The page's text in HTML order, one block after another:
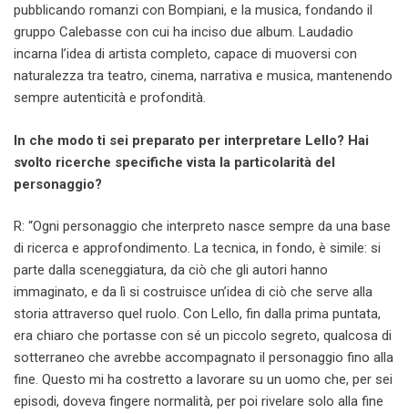
pubblicando romanzi con Bompiani, e la musica, fondando il
gruppo Calebasse con cui ha inciso due album. Laudadio
incarna l’idea di artista completo, capace di muoversi con
naturalezza tra teatro, cinema, narrativa e musica, mantenendo
sempre autenticità e profondità.
In che modo ti sei preparato per interpretare Lello? Hai
svolto ricerche specifiche vista la particolarità del
personaggio?
R: “Ogni personaggio che interpreto nasce sempre da una base
di ricerca e approfondimento. La tecnica, in fondo, è simile: si
parte dalla sceneggiatura, da ciò che gli autori hanno
immaginato, e da lì si costruisce un’idea di ciò che serve alla
storia attraverso quel ruolo. Con Lello, fin dalla prima puntata,
era chiaro che portasse con sé un piccolo segreto, qualcosa di
sotterraneo che avrebbe accompagnato il personaggio fino alla
fine. Questo mi ha costretto a lavorare su un uomo che, per sei
episodi, doveva fingere normalità, per poi rivelare solo alla fine